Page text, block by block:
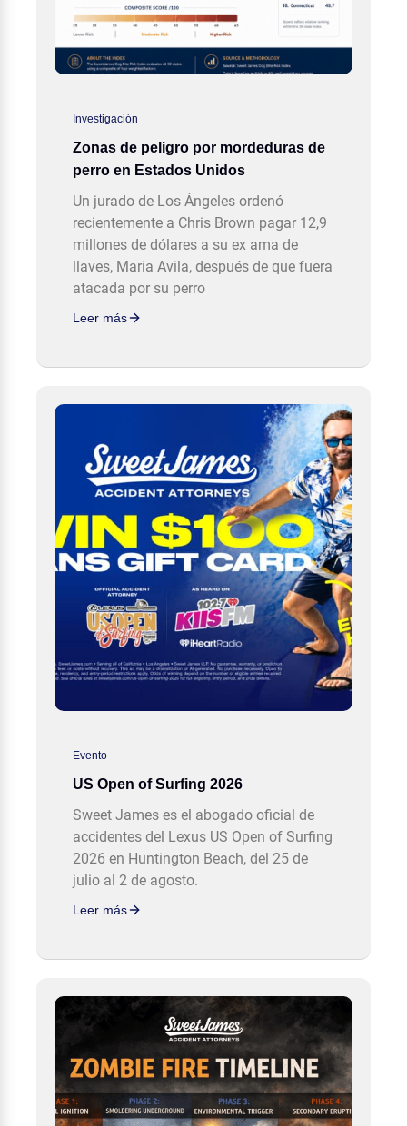
Investigación
Zonas de peligro por mordeduras de
perro en Estados Unidos
Un jurado de Los Ángeles ordenó
recientemente a Chris Brown pagar 12,9
millones de dólares a su ex ama de
llaves, Maria Avila, después de que fuera
atacada por su perro
Leer más
Evento
US Open of Surfing 2026
Sweet James es el abogado oficial de
accidentes del Lexus US Open of Surfing
2026 en Huntington Beach, del 25 de
julio al 2 de agosto.
Leer más